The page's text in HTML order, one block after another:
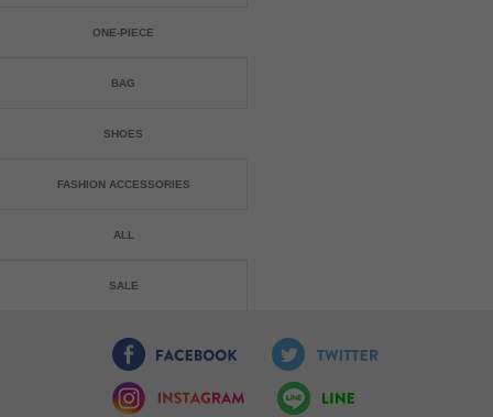
ONE-PIECE
BAG
SHOES
FASHION ACCESSORIES
ALL
SALE